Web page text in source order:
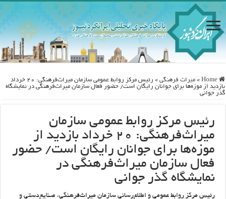
Home
» ميراث فرهنگی »
رئیس مرکز روابط عمومی سازمان میراث‌فرهنگی: ۲۰ خرداد
بازدید از موزه‌ها برای جوانان رایگان است/ حضور فعال سازمان میراث‌فرهنگی در نمایشگاه
گذر جوانی
رئیس مرکز روابط عمومی سازمان
میراث‌فرهنگی: ۲۰ خرداد بازدید از
موزه‌ها برای جوانان رایگان است/ حضور
فعال سازمان میراث‌فرهنگی در
نمایشگاه گذر جوانی
رئیس مرکز روابط عمومی و اطلاع‌رسانی سازمان میراث‌فرهنگی، صنایع‌دستی و